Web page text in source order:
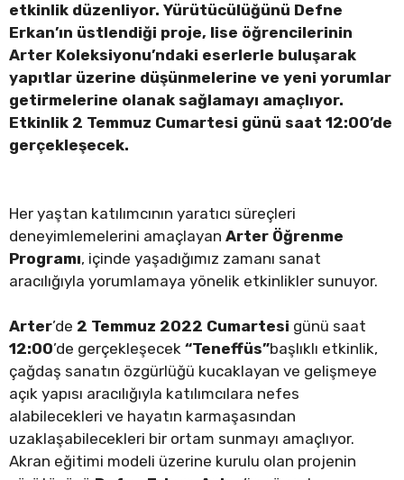
etkinlik düzenliyor. Yürütücülüğünü Defne
Erkan’ın üstlendiği proje, lise öğrencilerinin
Arter Koleksiyonu’ndaki eserlerle buluşarak
yapıtlar üzerine düşünmelerine ve yeni yorumlar
getirmelerine olanak sağlamayı amaçlıyor.
Etkinlik 2 Temmuz Cumartesi günü saat 12:00’de
gerçekleşecek.
Her yaştan katılımcının yaratıcı süreçleri
deneyimlemelerini amaçlayan Arter Öğrenme
Programı, içinde yaşadığımız zamanı sanat
aracılığıyla yorumlamaya yönelik etkinlikler sunuyor.
Arter’de 2 Temmuz 2022 Cumartesi günü saat
12:00’de gerçekleşecek “Teneffüs”başlıklı etkinlik,
çağdaş sanatın özgürlüğü kucaklayan ve gelişmeye
açık yapısı aracılığıyla katılımcılara nefes
alabilecekleri ve hayatın karmaşasından
uzaklaşabilecekleri bir ortam sunmayı amaçlıyor.
Akran eğitimi modeli üzerine kurulu olan projenin